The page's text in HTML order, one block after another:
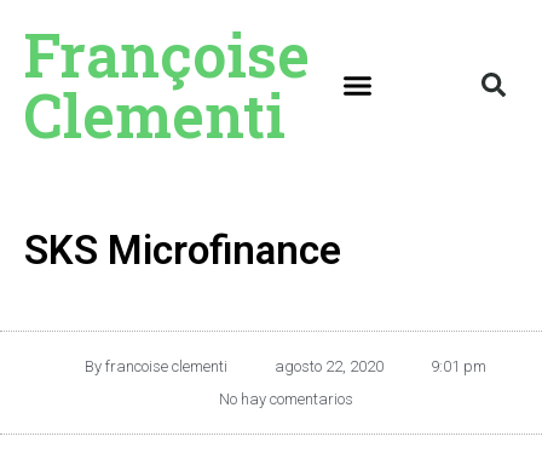
Françoise
Clementi
SKS Microfinance
By francoise clementi agosto 22, 2020
9:01 pm
No hay comentarios